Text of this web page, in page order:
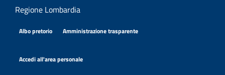
Salta al contenuto principale
Regione Lombardia
Albo pretorio Amministrazione trasparente
Accedi all'area personale